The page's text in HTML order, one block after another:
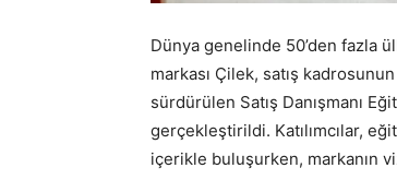
Dünya genelinde 50’den fazla
markası Çilek, satış
sürdürülen Satış Danışmanı
gerçekleştirildi. Katılımcılar,
içerikle buluşurken, markanın